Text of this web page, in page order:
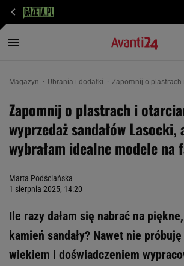
Magazyn Ubrania i dodatki Zapomnij o plastrach
Zapomnij o plastrach i
wyprzedaż sandałów Lasocki,
wybrałam idealne modele na
Marta Podściańska
1 sierpnia 2025, 14:20
Ile razy dałam się nabrać na
kamień sandały? Nawet nie
wiekiem i doświadczeniem